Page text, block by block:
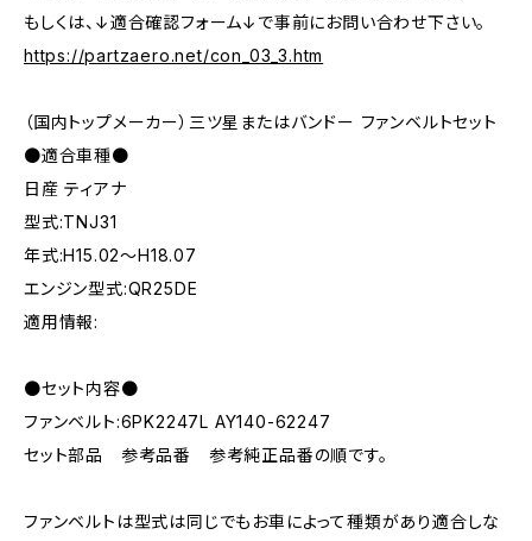
もしくは、↓適合確認フォーム↓で事前にお問い合わせ下さい。
https://partzaero.net/con_03_3.htm
（国内トップメーカー）三ツ星またはバンドー ファンベルトセット
●適合車種●
日産 ティアナ
型式:TNJ31
年式:H15.02～H18.07
エンジン型式:QR25DE
適用情報:
●セット内容●
ファンベルト:6PK2247L AY140-62247
セット部品 参考品番 参考純正品番の順です。
ファンベルトは型式は同じでもお車によって種類があり適合しな